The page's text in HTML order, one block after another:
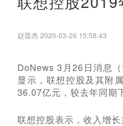
赵晋杰 2020-03-26 15:58:43
DoNews 3月26日消息
显示，联想控股及其附
36.07亿元，较去年同期
联想控股表示，收入增